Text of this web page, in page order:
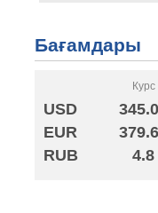
Бағамдары
Курс
USD
EUR
RUB
4.8